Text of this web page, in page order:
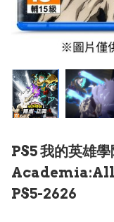
PS5 我的英雄
PS5-2626